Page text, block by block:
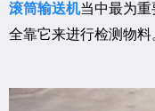
滚筒输送机当中最为
全靠它来进行检测物料